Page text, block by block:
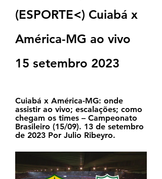
(ESPORTE<) Cuiabá x
América-MG ao vivo
15 setembro 2023
Cuiabá x América-MG: onde
assistir ao vivo; escalações; como
chegam os times – Campeonato
Brasileiro (15/09). 13 de setembro
de 2023 Por Julio Ribeyro.